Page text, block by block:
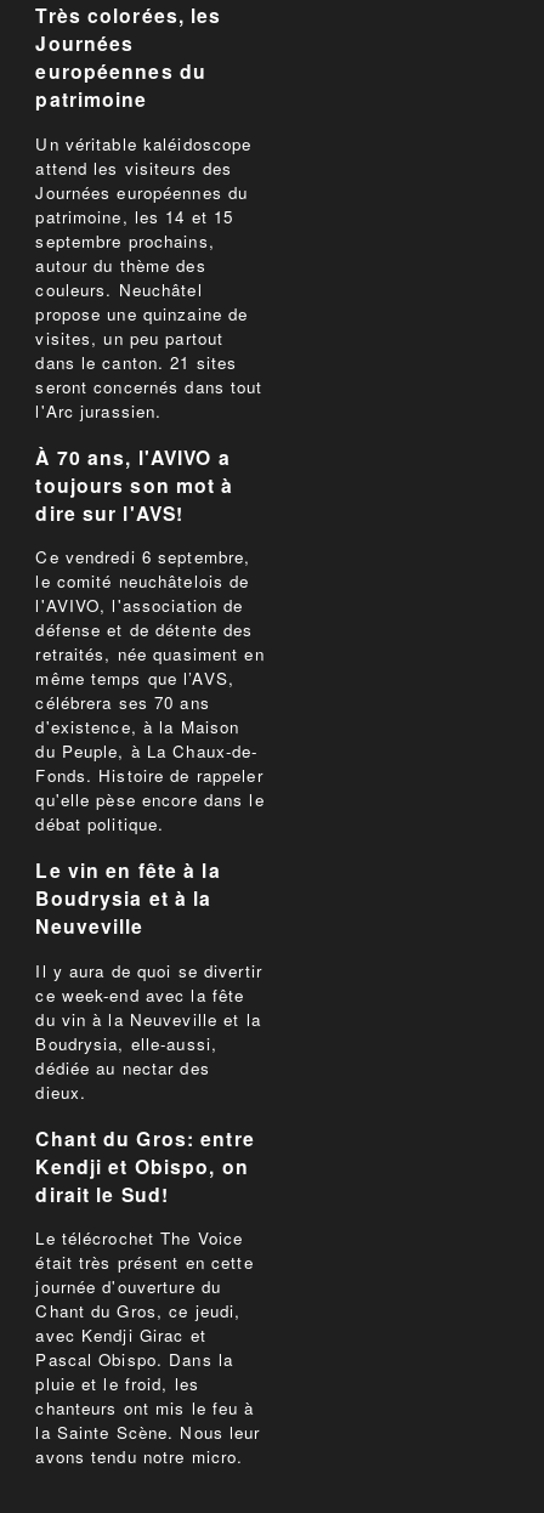
Très colorées, les
Journées
européennes du
patrimoine
Un véritable kaléidoscope
attend les visiteurs des
Journées européennes du
patrimoine, les 14 et 15
septembre prochains,
autour du thème des
couleurs. Neuchâtel
propose une quinzaine de
visites, un peu partout
dans le canton. 21 sites
seront concernés dans tout
l'Arc jurassien.
À 70 ans, l'AVIVO a
toujours son mot à
dire sur l'AVS!
Ce vendredi 6 septembre,
le comité neuchâtelois de
l'AVIVO, l'association de
défense et de détente des
retraités, née quasiment en
même temps que l’AVS,
célébrera ses 70 ans
d'existence, à la Maison
du Peuple, à La Chaux-de-
Fonds. Histoire de rappeler
qu'elle pèse encore dans le
débat politique.
Le vin en fête à la
Boudrysia et à la
Neuveville
Il y aura de quoi se divertir
ce week-end avec la fête
du vin à la Neuveville et la
Boudrysia, elle-aussi,
dédiée au nectar des
dieux.
Chant du Gros: entre
Kendji et Obispo, on
dirait le Sud!
Le télécrochet The Voice
était très présent en cette
journée d'ouverture du
Chant du Gros, ce jeudi,
avec Kendji Girac et
Pascal Obispo. Dans la
pluie et le froid, les
chanteurs ont mis le feu à
la Sainte Scène. Nous leur
avons tendu notre micro.